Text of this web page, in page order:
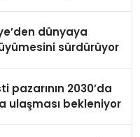
dünyaya
sürdürüyor
pazarının 2030’da
ulaşması bekleniyor